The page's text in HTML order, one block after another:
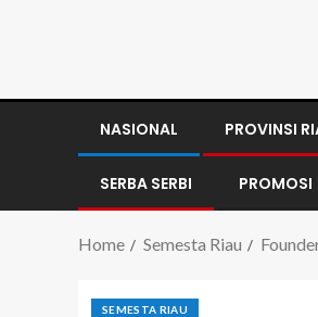
NASIONAL PROVINSI
SERBA SERBI PROMOSI
Home Semesta Riau
SEMESTA RIAU